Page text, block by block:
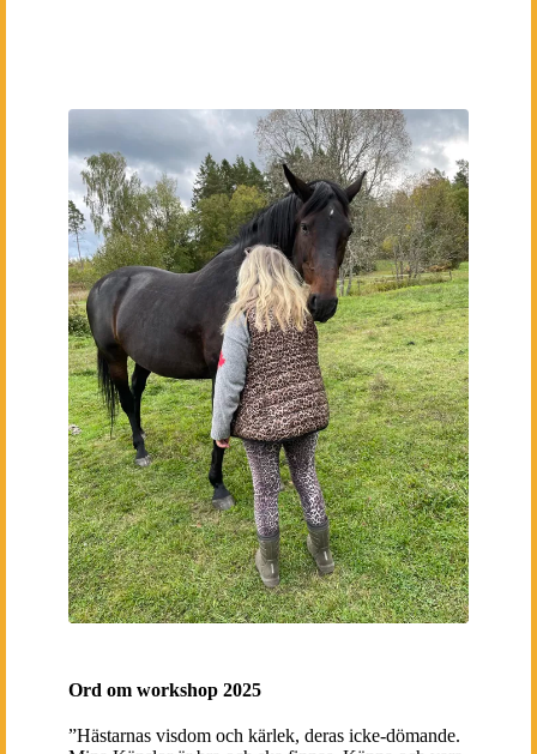
Ord om workshop 2025
”Hästarnas visdom och kärlek, deras icke-dömande.